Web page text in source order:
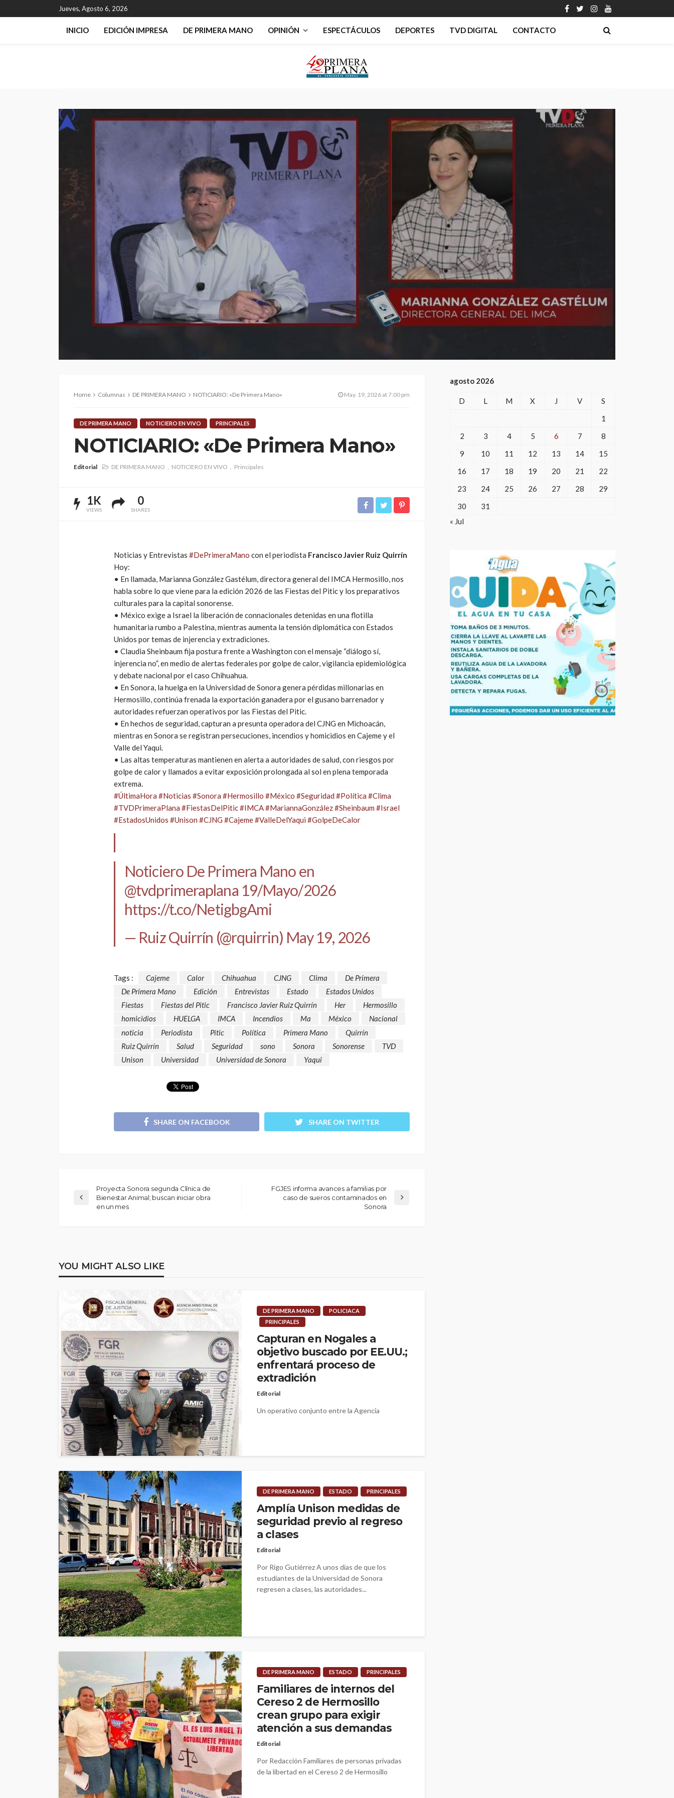
Jueves, Agosto 6, 2026
INICIO EDICIÓN IMPRESA DE PRIMERA MANO OPINIÓN ESPECTÁCULOS DEPORTES TVD DIGITAL CONTACTO
Home Columnas DE PRIMERA MANO NOTICIARIO: «De Primera Mano» May. 19, 2026 at 7:00 pm
DE PRIMERA MANO NOTICIERO EN VIVO PRINCIPALES
NOTICIARIO: «De Primera Mano»
Editorial DE PRIMERA MANO NOTICIERO EN VIVO Principales
1K
VIEWS
0
SHARES
Noticias y Entrevistas #DePrimeraMano con el periodista Francisco Javier Ruiz Quirrín
Hoy:
• En llamada, Marianna González Gastélum, directora general del IMCA Hermosillo, nos
habla sobre lo que viene para la edición 2026 de las Fiestas del Pitic y los preparativos
culturales para la capital sonorense.
• México exige a Israel la liberación de connacionales detenidas en una flotilla
humanitaria rumbo a Palestina, mientras aumenta la tensión diplomática con Estados
Unidos por temas de injerencia y extradiciones.
• Claudia Sheinbaum fija postura frente a Washington con el mensaje “diálogo sí,
injerencia no”, en medio de alertas federales por golpe de calor, vigilancia epidemiológica
y debate nacional por el caso Chihuahua.
• En Sonora, la huelga en la Universidad de Sonora genera pérdidas millonarias en
Hermosillo, continúa frenada la exportación ganadera por el gusano barrenador y
autoridades refuerzan operativos por las Fiestas del Pitic.
• En hechos de seguridad, capturan a presunta operadora del CJNG en Michoacán,
mientras en Sonora se registran persecuciones, incendios y homicidios en Cajeme y el
Valle del Yaqui.
• Las altas temperaturas mantienen en alerta a autoridades de salud, con riesgos por
golpe de calor y llamados a evitar exposición prolongada al sol en plena temporada
extrema.
#ÚltimaHora #Noticias #Sonora #Hermosillo #México #Seguridad #Política #Clima
#TVDPrimeraPlana #FiestasDelPitic#IMCA#MariannaGonzález#Sheinbaum #Israel
#EstadosUnidos #Unison #CJNG #Cajeme#ValleDelYaqui #GolpeDeCalor
Noticiero De Primera Mano en
@tvdprimeraplana 19/Mayo/2026
https://t.co/NetigbgAmi
— Ruiz Quirrín (@rquirrin) May 19, 2026
Tags : Cajeme Calor Chihuahua CJNG Clima
De Primera
De Primera Mano
Edición Entrevistas Estado
Estados Unidos
Fiestas
Fiestas del Pitic Francisco Javier Ruiz Quirrín Her
Hermosillo
homicidios
HUELGA IMCA Incendios Ma México
Nacional
noticia
Periodista Pitic Política Primera Mano
Quirrín
Ruiz Quirrín
Salud Seguridad sono Sonora Sonorense
TVD
Unison
Universidad Universidad de Sonora Yaqui
SHARE ON FACEBOOK SHARE ON TWITTER
Proyecta Sonora segunda Clínica de
Bienestar Animal; buscan iniciar obra
en un mes
FGJES informa avances a familias por
caso de sueros contaminados en
Sonora
YOU MIGHT ALSO LIKE
DE PRIMERA MANO
POLICIACA
PRINCIPALES
Capturan en Nogales a
objetivo buscado por EE.UU.;
enfrentará proceso de
extradición
Editorial
Un operativo conjunto entre la Agencia
DE PRIMERA MANO ESTADO PRINCIPALES
Amplía Unison medidas de
seguridad previo al regreso
a clases
Editorial
Por Rigo Gutiérrez A unos días de que los
estudiantes de la Universidad de Sonora
regresen a clases, las autoridades...
DE PRIMERA MANO ESTADO PRINCIPALES
Familiares de internos del
Cereso 2 de Hermosillo
crean grupo para exigir
atención a sus demandas
Editorial
Por Redacción Familiares de personas privadas
de la libertad en el Cereso 2 de Hermosillo
agosto 2026
D L M X J V
S
1
2
3 4 5 6 7
8
9
10 11 12 13 14
15
16
17 18 19 20 21
22
23
24 25 26 27 28
29
30
31
« Jul